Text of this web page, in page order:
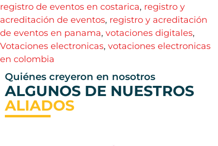
registro de eventos en costarica, registro y
acreditación de eventos, registro y acreditación
de eventos en panama, votaciones digitales,
Votaciones electronicas, votaciones electronicas
en colombia
Quiénes creyeron en nosotros
ALGUNOS DE NUESTROS
ALIADOS